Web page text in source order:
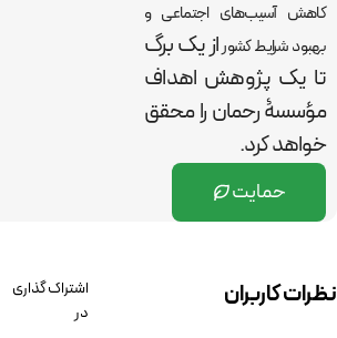
کاهش آسیب‌های اجتماعی و
بهبود شرایط کشوراز یک برگ
تا یک پژوهش اهداف
مؤسسۀ رحمان رامحقق
خواهد کرد.
حمایت
نظرات کاربران
اشتراک گذاری
در